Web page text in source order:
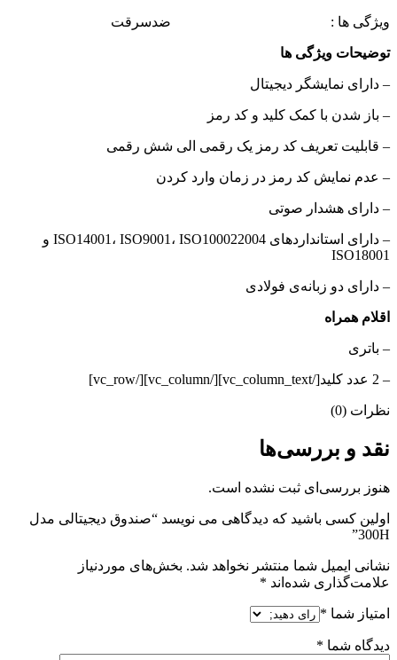
ویژگی ها : ضدسرقت
توضیحات ویژگی ها
– دارای نمایشگر دیجیتال
– باز شدن با کمک کلید و کد رمز
– قابلیت تعریف کد رمز یک رقمی الی شش رقمی
– عدم نمایش کد رمز در زمان وارد کردن
– دارای هشدار صوتی
– دارای استانداردهای ISO14001، ISO9001، ISO100022004 و
ISO18001
– دارای دو زبانه‌ی فولادی
اقلام همراه
– باتری
– 2 عدد کلید[/vc_column_text][/vc_column][/vc_row]
نظرات (0)
نقد و بررسی‌ها
هنوز بررسی‌ای ثبت نشده است.
اولین کسی باشید که دیدگاهی می نویسد “صندوق دیجیتالی مدل
300H”
نشانی ایمیل شما منتشر نخواهد شد. بخش‌های موردنیاز
علامت‌گذاری شده‌اند *
امتیاز شما *
دیدگاه شما *